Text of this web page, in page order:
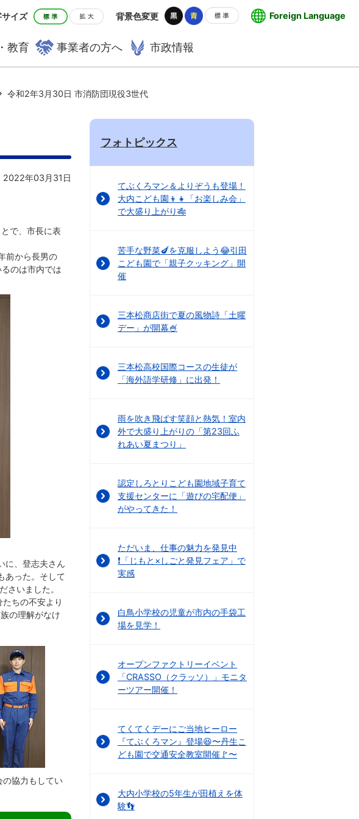
イズ 背景色変更 Foreign Language
教育 事業者の方へ 市政情報
令和2年3月30日 市消防団現役3世代
2022年03月31日
で、市長に表
前から長男の
のは市内では
に、登志夫さん
あった。そして
さいました。
ちの不安より
の理解がなけ
の協力もしてい
フォトピックス
てぶくろマン＆よりぞうも登場！
大内こども園👦👧「お楽しみ会」
で大盛り上がり🎋
苦手な野菜🍆を克服しよう😂引田
こども園で「親子クッキング」開
催
三本松商店街で夏の風物詩「土曜
デー」が開幕🍧
三本松高校国際コースの生徒が
「海外語学研修」に出発！
雨を吹き飛ばす笑顔と熱気！室内
外で大盛り上がりの「第23回ふ
れあい夏まつり」
認定しろとりこども園地域子育て
支援センターに「遊びの宅配便」
がやってきた！
ただいま、仕事の魅力を発見中
❗「じもと×しごと発見フェア」で
実感
白鳥小学校の児童が市内の手袋工
場を見学！
オープンファクトリーイベント
「CRASSO（クラッソ）」モニタ
ーツアー開催！
てくてくデーにご当地ヒーロー
『てぶくろマン』登場😆〜丹生こ
ども園で交通安全教室開催🚩〜
大内小学校の5年生が田植えを体
験👣